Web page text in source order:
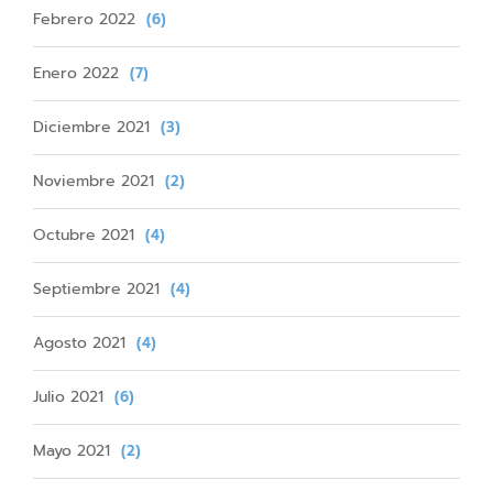
Febrero 2022 (6)
Enero 2022 (7)
Diciembre 2021 (3)
Noviembre 2021 (2)
Octubre 2021 (4)
Septiembre 2021 (4)
Agosto 2021 (4)
Julio 2021 (6)
Mayo 2021 (2)